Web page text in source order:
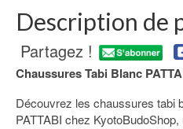
Description de
Partagez !
Chaussures Tabi Blanc
Découvrez les chaussures tabi
PATTABI chez